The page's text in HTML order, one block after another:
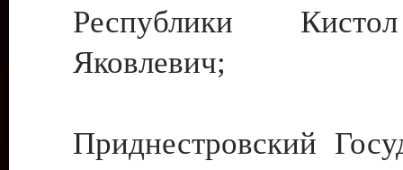
Республики
Яковлевич;
Приднестровский